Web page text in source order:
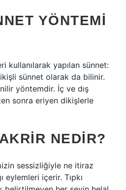
YÖNTEMI
kullanılarak yapılan sünnet:
sünnet olarak da bilinir.
yöntemdir. İç ve dış
sonra eriyen dikişlerle
NEDIR?
sessizliğiyle ne itiraz
eylemleri içerir. Tıpkı